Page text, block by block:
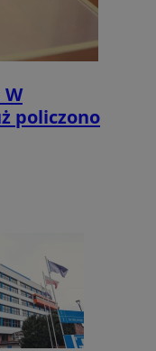
policzono